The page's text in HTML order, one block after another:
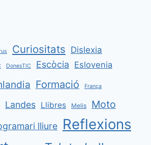
Curiositats Dislexia
DonesTIC Escòcia Eslovenia
Formació França
Landes Llibres Melis Moto
lliure Reflexions